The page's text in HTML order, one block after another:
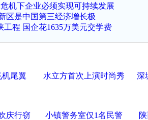
机下企业必须实现可持续发展
区是中国第三经济增长极
工程 国企花1635万美元交学费
机尾翼 水立方首次上演时尚秀 深
庆行窃 小镇警务室仅1名民警